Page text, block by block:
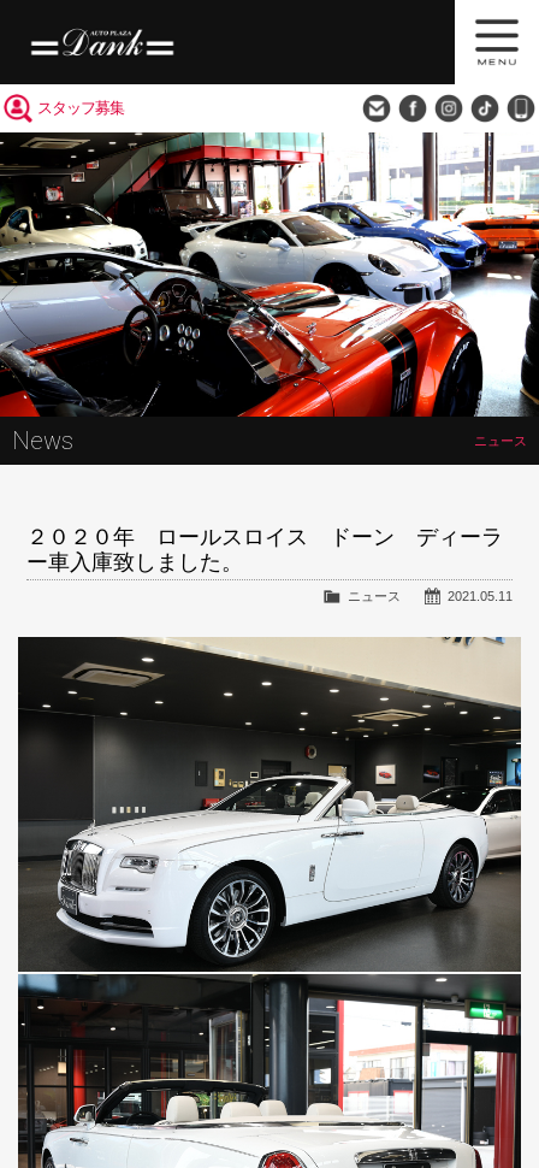
スタッフ募集
News ニュース
２０２０年 ロールスロイス ドーン ディーラ
ー車入庫致しました。
2021.05.11
ニュース